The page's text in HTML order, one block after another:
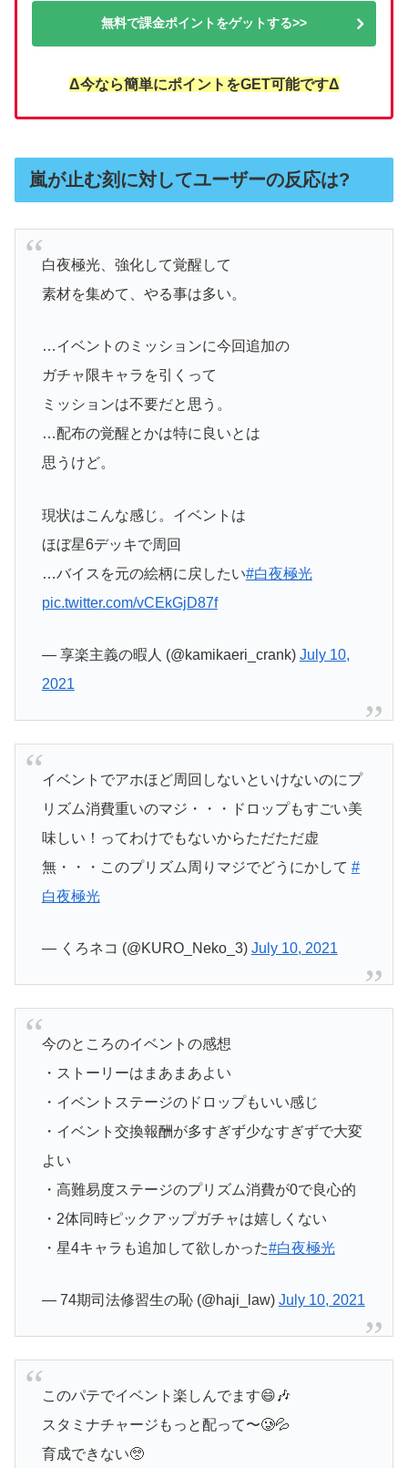
無料で課金ポイントをゲットする>>
Δ今なら簡単にポイントをGET可能ですΔ
嵐が止む刻に対してユーザーの反応は?
白夜極光、強化して覚醒して
素材を集めて、やる事は多い。
…イベントのミッションに今回追加の
ガチャ限キャラを引くって
ミッションは不要だと思う。
…配布の覚醒とかは特に良いとは
思うけど。
現状はこんな感じ。イベントは
ほぼ星6デッキで周回
…バイスを元の絵柄に戻したい#白夜極光
pic.twitter.com/vCEkGjD87f
— 享楽主義の暇人 (@kamikaeri_crank) July 10,
2021
イベントでアホほど周回しないといけないのにプ
リズム消費重いのマジ・・・ドロップもすごい美
味しい！ってわけでもないからただただ虚
無・・・このプリズム周りマジでどうにかして #
白夜極光
— くろネコ (@KURO_Neko_3) July 10, 2021
今のところのイベントの感想
・ストーリーはまあまあよい
・イベントステージのドロップもいい感じ
・イベント交換報酬が多すぎず少なすぎずで大変
よい
・高難易度ステージのプリズム消費が0で良心的
・2体同時ピックアップガチャは嬉しくない
・星4キャラも追加して欲しかった#白夜極光
— 74期司法修習生の恥 (@haji_law) July 10, 2021
このパテでイベント楽しんでます😄🎶
スタミナチャージもっと配って〜🥲💦
育成できない🥺